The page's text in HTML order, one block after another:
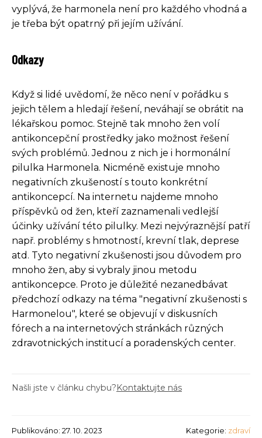
vyplývá, že harmonela není pro každého vhodná a
je třeba být opatrný při jejím užívání.
Odkazy
Když si lidé uvědomí, že něco není v pořádku s
jejich tělem a hledají řešení, neváhají se obrátit na
lékařskou pomoc. Stejně tak mnoho žen volí
antikoncepční prostředky jako možnost řešení
svých problémů. Jednou z nich je i hormonální
pilulka Harmonela. Nicméně existuje mnoho
negativních zkušeností s touto konkrétní
antikoncepcí. Na internetu najdeme mnoho
příspěvků od žen, kteří zaznamenali vedlejší
účinky užívání této pilulky. Mezi nejvýraznější patří
např. problémy s hmotností, krevní tlak, deprese
atd. Tyto negativní zkušenosti jsou důvodem pro
mnoho žen, aby si vybraly jinou metodu
antikoncepce. Proto je důležité nezanedbávat
předchozí odkazy na téma "negativní zkušenosti s
Harmonelou", které se objevují v diskusních
fórech a na internetových stránkách různých
zdravotnických institucí a poradenských center.
Našli jste v článku chybu?Kontaktujte nás
Publikováno: 27. 10. 2023 Kategorie: zdraví